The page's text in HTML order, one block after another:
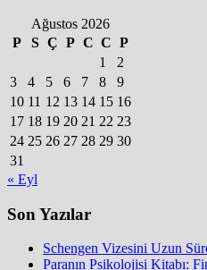
Ağustos 2026
P
S Ç P C C P
1
2
3
4 5 6 7 8
9
10 11 12 13 14 15 16
17 18 19 20 21 22 23
24 25 26 27 28 29 30
31
« Eyl
Son Yazılar
Schengen Vizesini Uzun
Paranın Psikolojisi Kitabı: